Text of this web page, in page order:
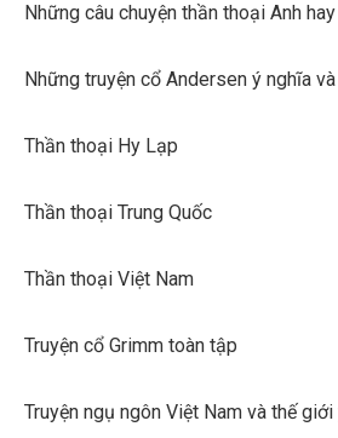
Những câu chuyện thần thoại Anh
Những truyện cổ Andersen ý nghĩa
Thần thoại Hy Lạp
Thần thoại Trung Quốc
Thần thoại Việt Nam
Truyện cổ Grimm toàn tập
Truyện ngụ ngôn Việt Nam và thế